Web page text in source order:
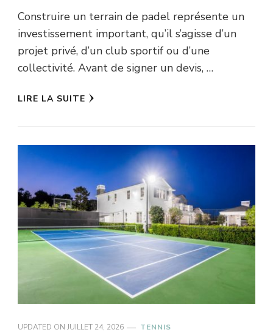
Construire un terrain de padel représente un
investissement important, qu’il s’agisse d’un
projet privé, d’un club sportif ou d’une
collectivité. Avant de signer un devis, …
LIRE LA SUITE
UPDATED ON JUILLET 24, 2026 TENNIS